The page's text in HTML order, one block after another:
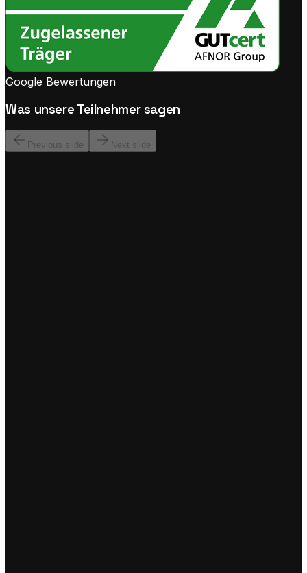
Google Bewertungen
Was unsere Teilnehmer sagen
Previous slide Next slide